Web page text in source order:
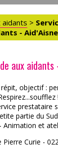
AUX
aidants >
- Aid'Aisne
aux aidants
objectif :
prestataire
partie du Sud
Animation et
Pierre Curie -